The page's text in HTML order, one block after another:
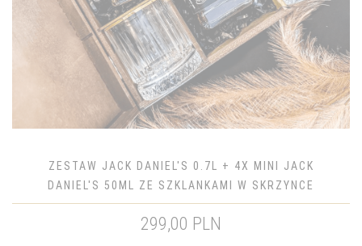
ZESTAW JACK DANIEL'S 0.7L + 4X MINI JACK
DANIEL'S 50ML ZE SZKLANKAMI W SKRZYNCE
299,00 PLN